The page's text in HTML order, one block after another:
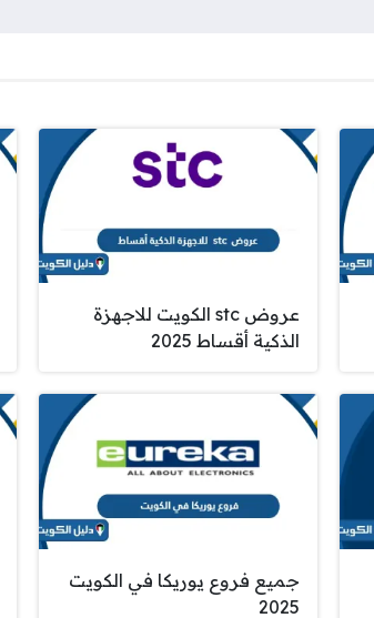
عروض stc الكويت للاجهزة
الذكية أقساط 2025
جميع فروع يوريكا في الكويت
2025